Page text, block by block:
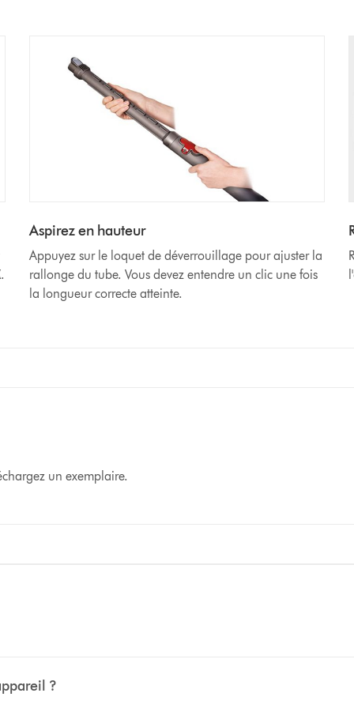
Aspirez en hauteur
Appuyez sur le loquet de déverrouillage pour ajuster la
rallonge du tube. Vous devez entendre un clic une fois
la longueur correcte atteinte.
un exemplaire.
?